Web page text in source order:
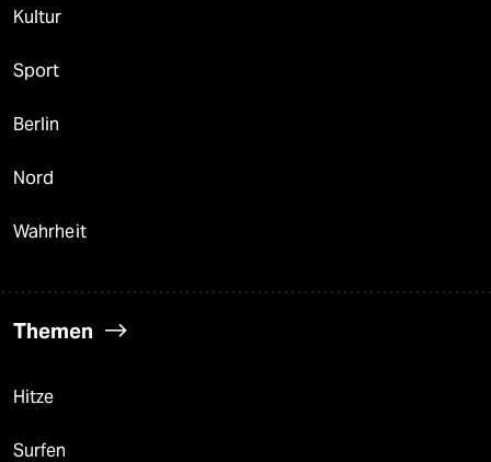
Kultur
Sport
Berlin
Nord
Wahrheit
Themen
Hitze
Surfen